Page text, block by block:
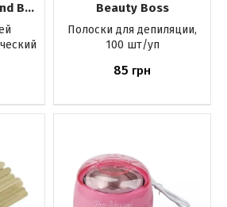
Permanent Lash And Brow Beauty Boss
Полоски для депиляции,
100 шт/уп
85 грн